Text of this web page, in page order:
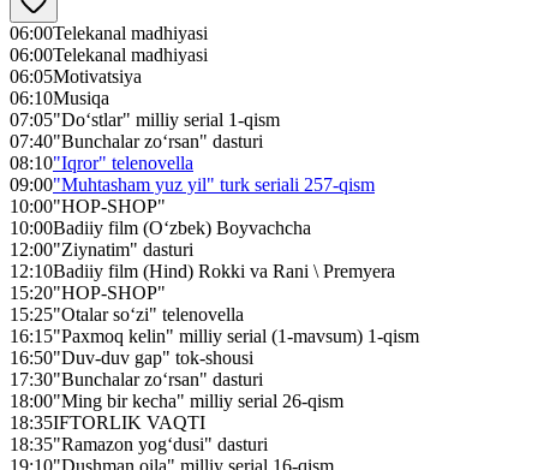
06:00Telekanal madhiyasi
06:00Telekanal madhiyasi
06:05Motivatsiya
06:10Musiqa
07:05"Do‘stlar" milliy serial 1-qism
07:40"Bunchalar zo‘rsan" dasturi
08:10"Iqror" telenovella
09:00"Muhtasham yuz yil" turk seriali 257-qism
10:00"HOP-SHOP"
10:00Badiiy film (O‘zbek) Boyvachcha
12:00"Ziynatim" dasturi
12:10Badiiy film (Hind) Rokki va Rani \ Premyera
15:20"HOP-SHOP"
15:25"Otalar so‘zi" telenovella
16:15"Paxmoq kelin" milliy serial (1-mavsum) 1-qism
16:50"Duv-duv gap" tok-shousi
17:30"Bunchalar zo‘rsan" dasturi
18:00"Ming bir kecha" milliy serial 26-qism
18:35IFTORLIK VAQTI
18:35"Ramazon yog‘dusi" dasturi